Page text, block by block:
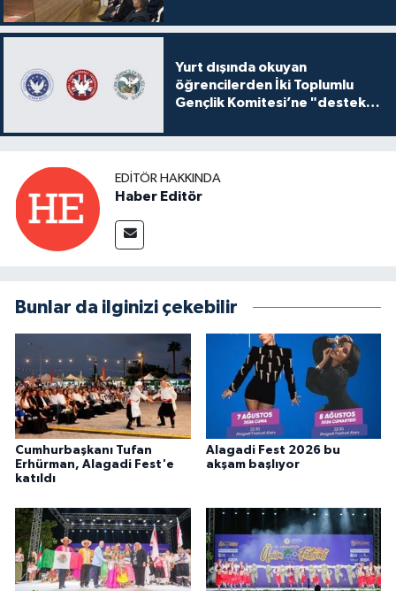
Yurt dışında okuyan
öğrencilerden İki Toplumlu
Gençlik Komitesi’ne "destek
EDITÖR HAKKINDA
Haber Editör
Bunlar da ilginizi çekebilir
Cumhurbaşkanı Tufan
Erhürman, Alagadi Fest'e
katıldı
Alagadi Fest 2026 bu
akşam başlıyor